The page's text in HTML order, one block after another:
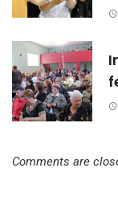
Comments are